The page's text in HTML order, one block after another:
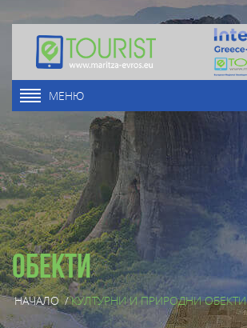
МЕНЮ
Обекти
НАЧАЛО/КУЛТУРНИ И ПРИРОДНИ ОБЕКТИ